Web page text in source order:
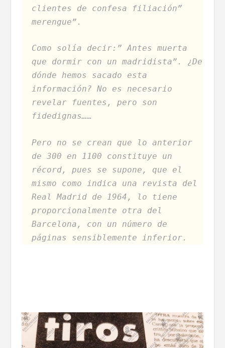
clientes de confesa filiación”
merengue”.
Como solía decir:” Antes muerta
que dormir con un madridista”. ¿De
dónde hemos sacado esta
información? No es necesario
revelar fuentes, pero son
fidedignas……
Pero no se crean que lo anterior
de 300 en 1100 constituye un
récord, pues se supone, que el
mismo como indica una revista del
Real Madrid de 1964, lo tiene
proporcionalmente otra del
Barcelona, con un número de
páginas sensiblemente inferior.